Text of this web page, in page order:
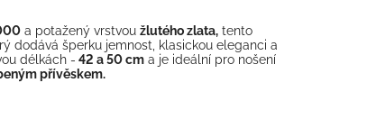
a potažený vrstvou žlutého zlata, tento
dodává šperku jemnost, klasickou eleganci a
délkách - 42 a 50 cm a je ideální pro nošení
přívěskem.